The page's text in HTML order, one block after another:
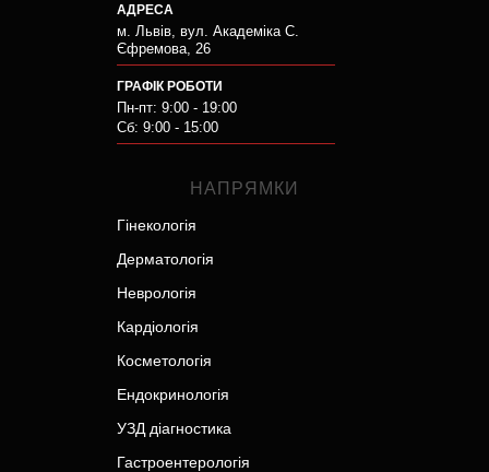
АДРЕСА
м. Львів, вул. Академіка С.
Єфремова, 26
ГРАФІК РОБОТИ
Пн-пт: 9:00 - 19:00
Сб: 9:00 - 15:00
НАПРЯМКИ
Гінекологія
Дерматологія
Неврологія
Кардіологія
Косметологія
Ендокринологія
УЗД діагностика
Гастроентерологія